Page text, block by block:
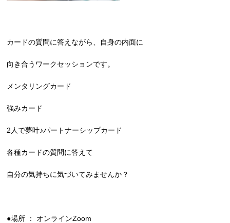
カードの質問に答えながら、自身の内面に
向き合うワークセッションです。
メンタリングカード
強みカード
2人で夢叶♪パートナーシップカード
各種カードの質問に答えて
自分の気持ちに気づいてみませんか？
●場所 ： オンラインZoom